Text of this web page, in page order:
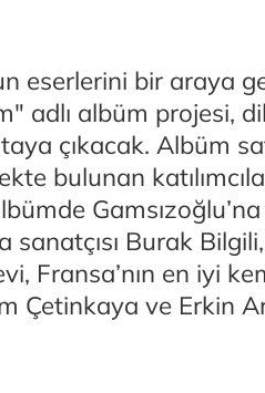
eserlerini bir araya
adlı albüm projesi,
çıkacak. Albüm
bulunan
sanatçısı Burak
Fransa’nın en iyi
Çetinkaya ve Erkin